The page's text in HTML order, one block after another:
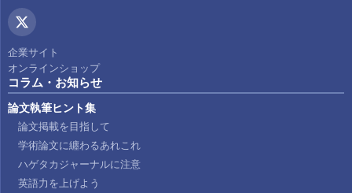
企業サイト
オンラインショップ
コラム・お知らせ
論文執筆ヒント集
論文掲載を目指して
学術論文に纏わるあれこれ
ハゲタカジャーナルに注意
英語力を上げよう